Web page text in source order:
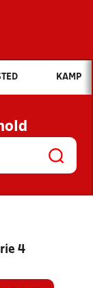
du søge efter?
NYHEDER
OG
KAMP
4